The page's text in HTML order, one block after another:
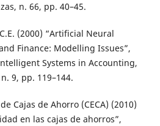
n. 66, pp. 40–45.
(2000) “Artificial Neural
Finance: Modelling Issues”,
Systems in Accounting,
9, pp. 119–144.
Cajas de Ahorro (CECA) (2010)
en las cajas de ahorros”,